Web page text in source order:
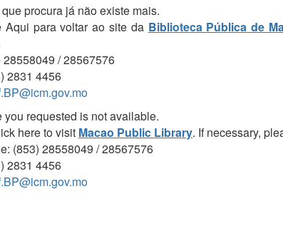
procura já não existe mais.
Aqui para voltar ao site da Biblioteca Pública de
28558049 / 28567576
2831 4456
you requested is not available.
here to visit Macao Public Library. If necessary,
(853) 28558049 / 28567576
2831 4456